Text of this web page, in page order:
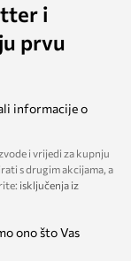
i
prvu
informacije o
i vrijedi za kupnju
s drugim akcijama, a
isključenja iz
ono što Vas